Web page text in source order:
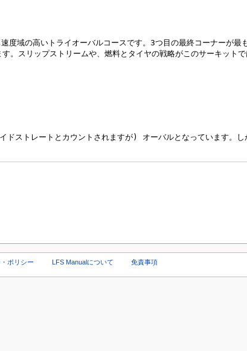
ポリシー LFS Manualについて 免責事項